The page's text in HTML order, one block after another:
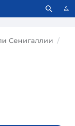
Что это значит?
Сенигаллии